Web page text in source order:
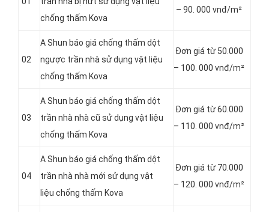
chống thấm Kova
– 90. 000 vnđ/m²
02
A Shun báo giá chống thấm dột
ngược trần nhà sử dụng vật liệu
chống thấm Kova
Đơn giá từ 50.000
– 100. 000 vnđ/m²
03
A Shun báo giá chống thấm dột
trần nhà nhà cũ sử dụng vật liệu
chống thấm Kova
Đơn giá từ 60.000
– 110. 000 vnđ/m²
04
A Shun báo giá chống thấm dột
trần nhà nhà mới sử dụng vật
liệu chống thấm Kova
Đơn giá từ 70.000
– 120. 000 vnđ/m²